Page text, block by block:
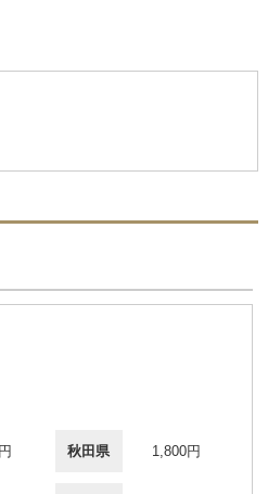
秋田県 1,800円